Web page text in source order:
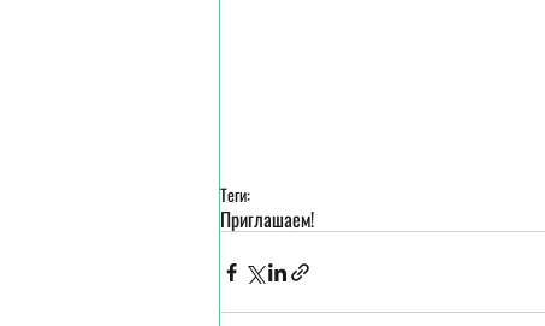
Теги:
Приглашаем!